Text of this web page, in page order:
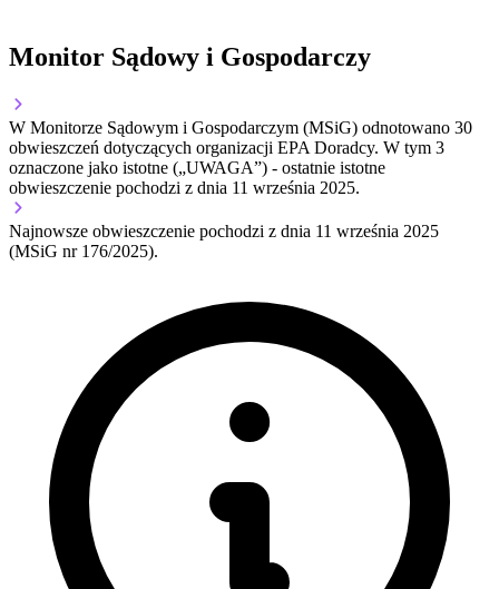
Monitor Sądowy i Gospodarczy
W Monitorze Sądowym i Gospodarczym (MSiG) odnotowano 30
obwieszczeń dotyczących organizacji EPA Doradcy. W tym 3
oznaczone jako istotne („UWAGA”) - ostatnie istotne
obwieszczenie pochodzi z dnia 11 września 2025.
Najnowsze obwieszczenie pochodzi z dnia 11 września 2025
(MSiG nr 176/2025).